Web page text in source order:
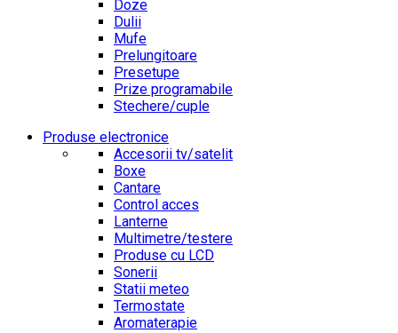
Doze
Dulii
Mufe
Prelungitoare
Presetupe
Prize programabile
Stechere/cuple
Produse electronice
Accesorii tv/satelit
Boxe
Cantare
Control acces
Lanterne
Multimetre/testere
Produse cu LCD
Sonerii
Statii meteo
Termostate
Aromaterapie